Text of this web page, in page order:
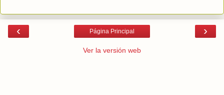
‹ ›
Página Principal
Ver la versión web